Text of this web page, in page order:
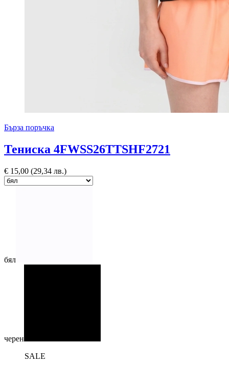
Бърза поръчка
Тениска 4FWSS26TTSHF2721
€ 15,00 (29,34 лв.)
бял
черен
SALE